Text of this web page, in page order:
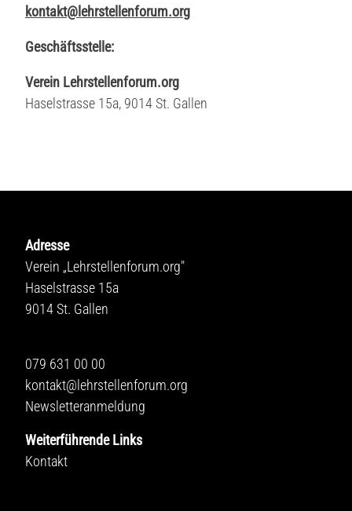
kontakt@lehrstellenforum.org
Geschäftsstelle:
Verein Lehrstellenforum.org
Haselstrasse 15a, 9014 St. Gallen
Adresse
Verein „Lehrstellenforum.org"
Haselstrasse 15a
9014 St. Gallen
079 631 00 00
kontakt@lehrstellenforum.org
Newsletteranmeldung
Weiterführende Links
Kontakt